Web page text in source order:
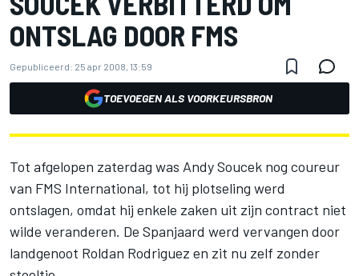
ONTSLAG DOOR FMS
Gepubliceerd: 25 apr 2008, 13:59
TOEVOEGEN ALS VOORKEURSBRON
Tot afgelopen zaterdag was Andy Soucek nog coureur
van FMS International, tot hij plotseling werd
ontslagen, omdat hij enkele zaken uit zijn contract niet
wilde veranderen. De Spanjaard werd vervangen door
landgenoot Roldan Rodriguez en zit nu zelf zonder